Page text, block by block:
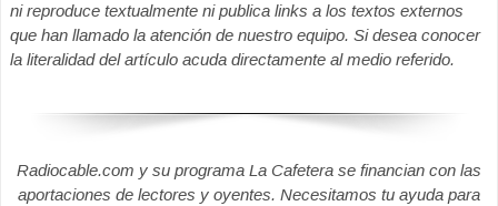
ni reproduce textualmente ni publica links a los textos externos
que han llamado la atención de nuestro equipo. Si desea conocer
la literalidad del artículo acuda directamente al medio referido.
Radiocable.com y su programa La Cafetera se financian con las
aportaciones de lectores y oyentes. Necesitamos tu ayuda para